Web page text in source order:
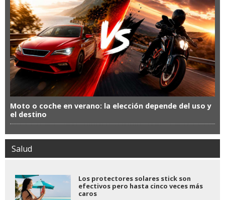
Moto o coche en verano: la elección depende del uso y
el destino
Salud
Los protectores solares stick son
efectivos pero hasta cinco veces más
caros